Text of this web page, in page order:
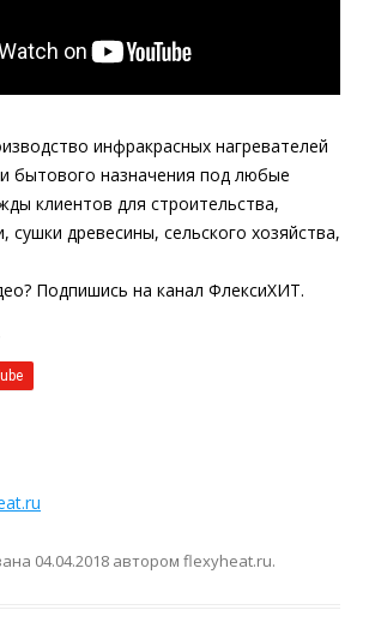
инфракрасных нагревателей
бытового назначения под любые
клиентов для строительства,
древесины, сельского хозяйства,
Подпишись на канал ФлексиХИТ.
04.04.2018 автором flexyheat.ru.